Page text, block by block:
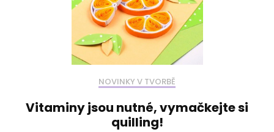
NOVINKY V TVORBĚ
Vitaminy jsou nutné, vymačkejte si
quilling!